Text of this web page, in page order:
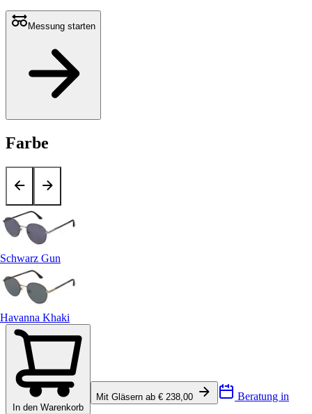
Messung starten
Farbe
Schwarz Gun
Havanna Khaki
In den Warenkorb
Mit Gläsern ab € 238,00 Beratung in